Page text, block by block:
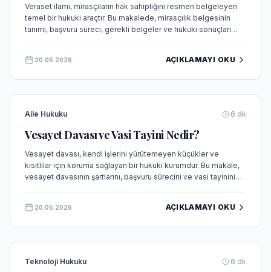
Veraset ilamı, mirasçıların hak sahipliğini resmen belgeleyen
temel bir hukuki araçtır. Bu makalede, mirasçılık belgesinin
tanımı, başvuru süreci, gerekli belgeler ve hukuki sonuçları
20.05.2026 AÇIKLAMAYI OKU
Aile Hukuku 6 dk
Vesayet Davası ve Vasi Tayini Nedir?
Vesayet davası, kendi işlerini yürütemeyen küçükler ve
kısıtlılar için koruma sağlayan bir hukuki kurumdur. Bu makale,
vesayet davasının şartlarını, başvuru sürecini ve vasi tayinini
20.05.2026 AÇIKLAMAYI OKU
Teknoloji Hukuku 6 dk